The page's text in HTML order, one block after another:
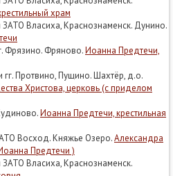
храм
Власиха, Краснознаменск. Дунино.
Фрязино. Фряново.Иоанна Предтечи,
гг. Протвино, Пущино. Шахтёр, д.о.
Христова, церковь (с приделом
Иоанна Предтечи, крестильная
Восход. Княжье Озеро.Александра
Предтечи )
Власиха, Краснознаменск.